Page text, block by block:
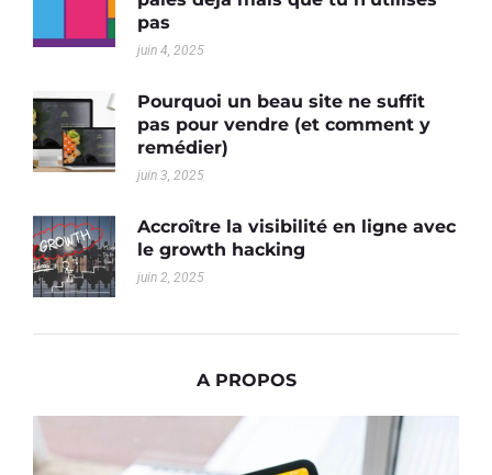
pas
juin 4, 2025
Pourquoi un beau site ne suffit
pas pour vendre (et comment y
remédier)
juin 3, 2025
Accroître la visibilité en ligne avec
le growth hacking
juin 2, 2025
A PROPOS